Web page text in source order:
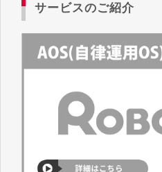
サービスのご紹介